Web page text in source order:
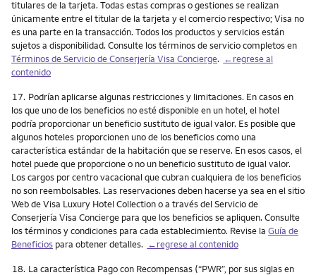
titulares de la tarjeta. Todas estas compras o gestiones se realizan
únicamente entre el titular de la tarjeta y el comercio respectivo; Visa no
es una parte en la transacción. Todos los productos y servicios están
sujetos a disponibilidad. Consulte los términos de servicio completos en
Términos de Servicio de Conserjería Visa Concierge. ←regrese al
contenido
Nota
17. Podrían aplicarse algunas restricciones y limitaciones. En casos en
los que uno de los beneficios no esté disponible en un hotel, el hotel
podría proporcionar un beneficio sustituto de igual valor. Es posible que
algunos hoteles proporcionen uno de los beneficios como una
característica estándar de la habitación que se reserve. En esos casos, el
hotel puede que proporcione o no un beneficio sustituto de igual valor.
Los cargos por centro vacacional que cubran cualquiera de los beneficios
no son reembolsables. Las reservaciones deben hacerse ya sea en el sitio
Web de Visa Luxury Hotel Collection o a través del Servicio de
Conserjería Visa Concierge para que los beneficios se apliquen. Consulte
los términos y condiciones para cada establecimiento. Revise la Guía de
Beneficios para obtener detalles. ←regrese al contenido
Nota
18. La característica Pago con Recompensas (“PWR”, por sus siglas en